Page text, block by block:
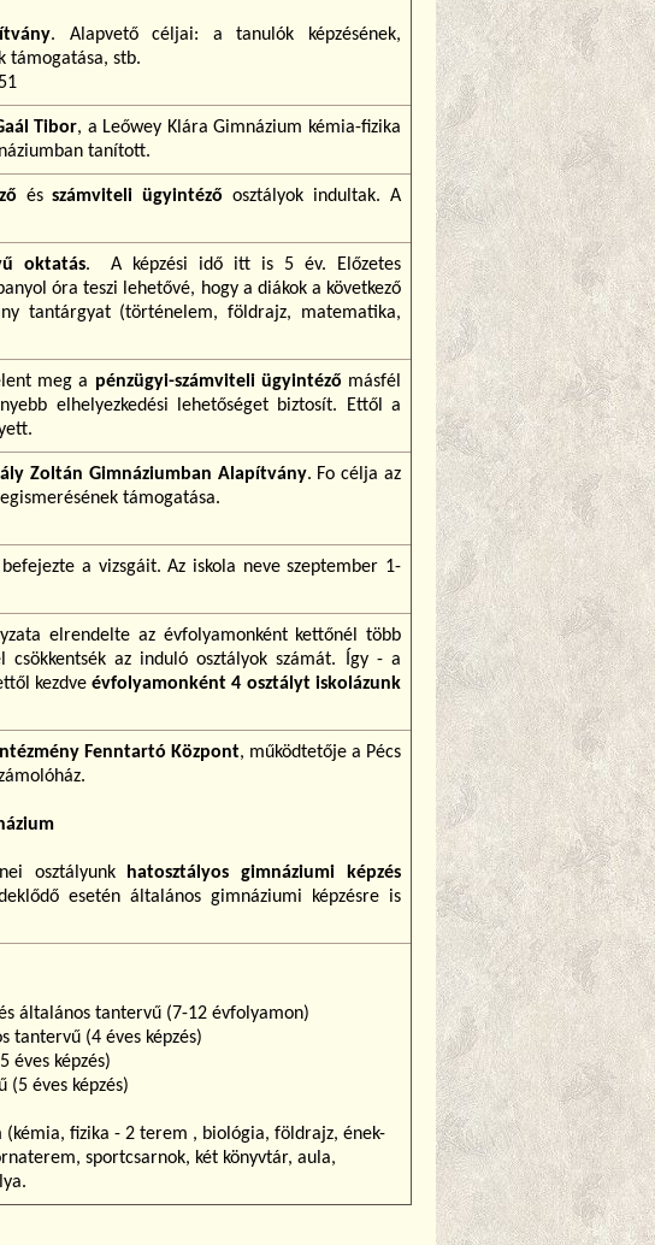
. Alapvető céljai: a tanulók képzésének,
támogatása, stb.
Tibor, a Leőwey Klára Gimnázium kémia-fizika
tanított.
ésszámviteli ügyintéző osztályok indultak. A
oktatás. A képzési idő itt is 5 év. Előzetes
óra teszi lehetővé, hogy a diákok a következő
tantárgyat (történelem, földrajz, matematika,
meg a pénzügyi-számviteli ügyintéző másfél
elhelyezkedési lehetőséget biztosít. Ettől a
Zoltán Gimnáziumban Alapítvány. Fo célja az
támogatása.
a vizsgáit. Az iskola neve szeptember 1-
elrendelte az évfolyamonként kettőnél több
csökkentsék az induló osztályok számát. Így - a
kezdveévfolyamonként 4 osztályt iskolázunk
Fenntartó Központ, működtetője a Pécs
osztályunk
hatosztályos gimnáziumi képzés
esetén általános gimnáziumi képzésre is
általános tantervű (7-12 évfolyamon)
tantervű (4 éves képzés)
éves képzés)
éves képzés)
fizika - 2 terem , biológia, földrajz, ének-
sportcsarnok, két könyvtár, aula,